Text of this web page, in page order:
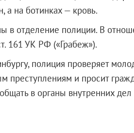
а на ботинках — кровь.
в отделение полиции. В
161 УК РФ («Грабеж»).
полиция проверяет
преступлениям и просит
в органы внутренних